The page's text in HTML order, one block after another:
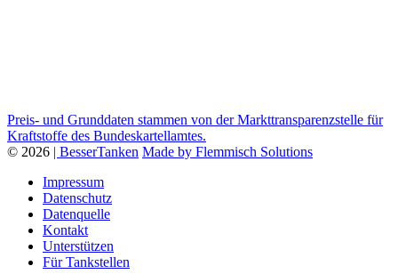
Preis- und Grunddaten stammen von der Markttransparenzstelle für
Kraftstoffe des Bundeskartellamtes.
© 2026 | BesserTanken Made by Flemmisch Solutions
Impressum
Datenschutz
Datenquelle
Kontakt
Unterstützen
Für Tankstellen